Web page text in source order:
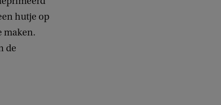
hutje op
maken.
de